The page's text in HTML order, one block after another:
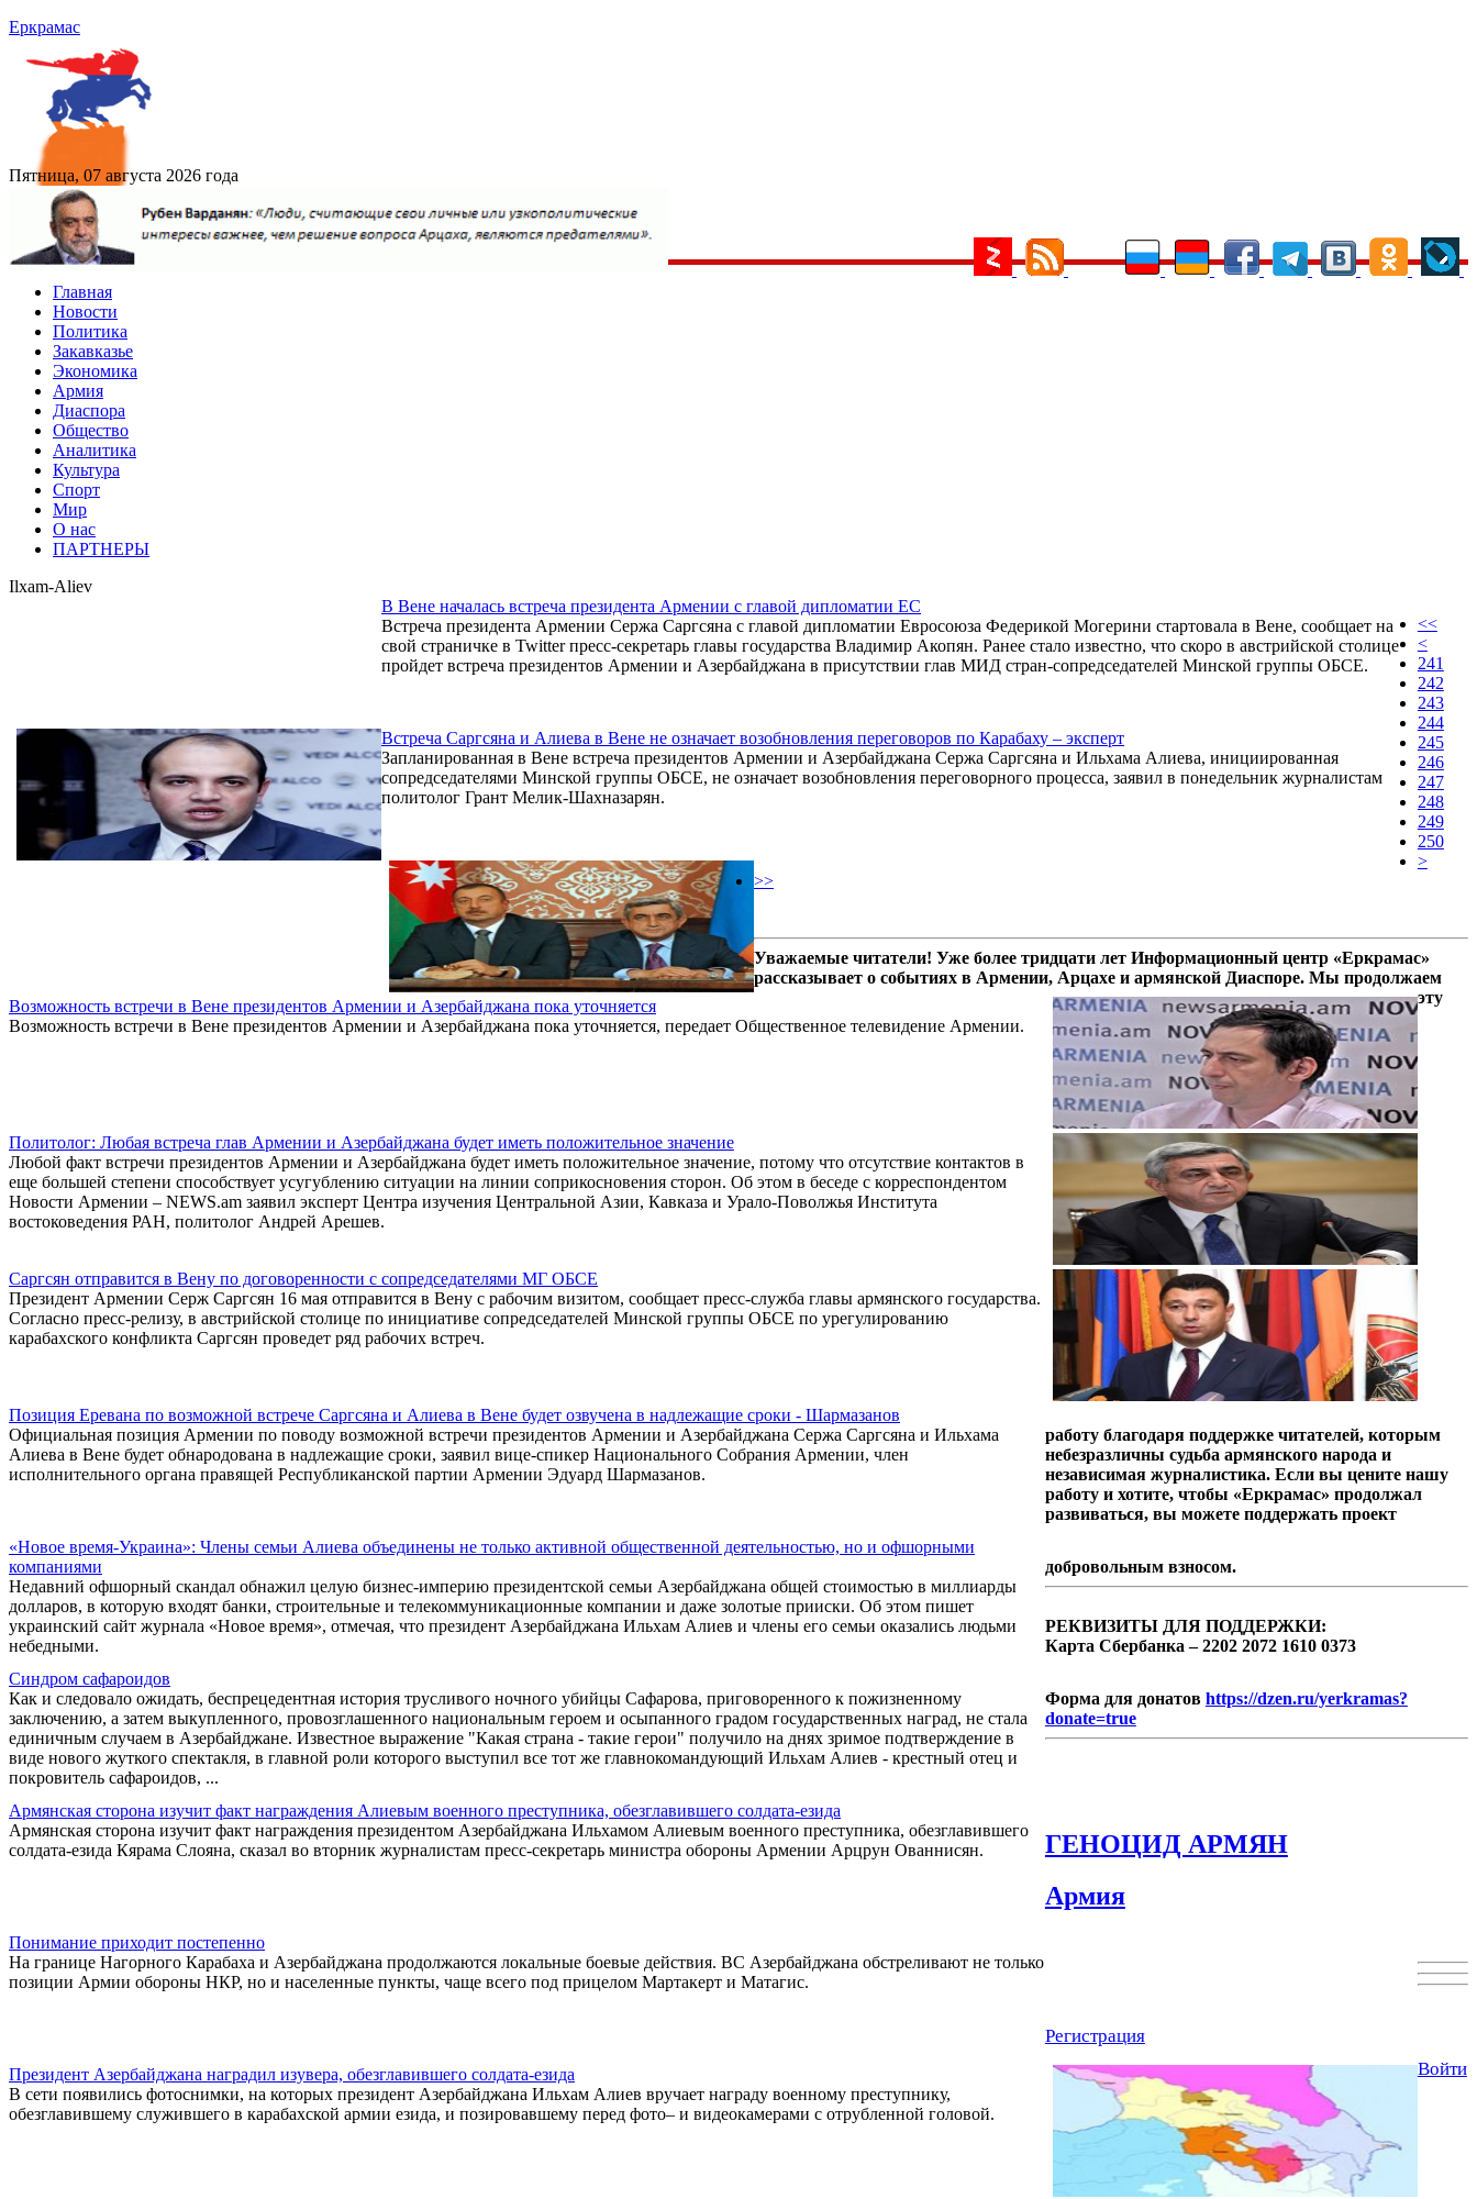
Еркрамас
Пятница, 07 августа 2026 года
Главная
Новости
Политика
Закавказье
Экономика
Армия
Диаспора
Общество
Аналитика
Культура
Спорт
Мир
О нас
ПАРТНЕРЫ
Ilxam-Aliev
В Вене началась встреча президента Армении с главой дипломатии ЕС
Встреча президента Армении Сержа Саргсяна с главой дипломатии Евросоюза Федерикой Могерини стартовала в Вене, сообщает на
свой страничке в Twitter пресс-секретарь главы государства Владимир Акопян. Ранее стало известно, что скоро в австрийской столице
пройдет встреча президентов Армении и Азербайджана в присутствии глав МИД стран-сопредседателей Минской группы ОБСЕ.
Встреча Саргсяна и Алиева в Вене не означает возобновления переговоров по Карабаху – эксперт
Запланированная в Вене встреча президентов Армении и Азербайджана Сержа Саргсяна и Ильхама Алиева, инициированная
сопредседателями Минской группы ОБСЕ, не означает возобновления переговорного процесса, заявил в понедельник журналистам
политолог Грант Мелик-Шахназарян.
Возможность встречи в Вене президентов Армении и Азербайджана пока уточняется
Возможность встречи в Вене президентов Армении и Азербайджана пока уточняется, передает Общественное телевидение Армении.
Политолог: Любая встреча глав Армении и Азербайджана будет иметь положительное значение
Любой факт встречи президентов Армении и Азербайджана будет иметь положительное значение, потому что отсутствие контактов в
еще большей степени способствует усугублению ситуации на линии соприкосновения сторон. Об этом в беседе с корреспондентом
Новости Армении – NEWS.am заявил эксперт Центра изучения Центральной Азии, Кавказа и Урало-Поволжья Института
востоковедения РАН, политолог Андрей Арешев.
Саргсян отправится в Вену по договоренности с сопредседателями МГ ОБСЕ
Президент Армении Серж Саргсян 16 мая отправится в Вену с рабочим визитом, сообщает пресс-служба главы армянского государства.
Согласно пресс-релизу, в австрийской столице по инициативе сопредседателей Минской группы ОБСЕ по урегулированию
карабахского конфликта Саргсян проведет ряд рабочих встреч.
Позиция Еревана по возможной встрече Саргсяна и Алиева в Вене будет озвучена в надлежащие сроки - Шармазанов
Официальная позиция Армении по поводу возможной встречи президентов Армении и Азербайджана Сержа Саргсяна и Ильхама
Алиева в Вене будет обнародована в надлежащие сроки, заявил вице-спикер Национального Собрания Армении, член
исполнительного органа правящей Республиканской партии Армении Эдуард Шармазанов.
«Новое время-Украина»: Члены семьи Алиева объединены не только активной общественной деятельностью, но и офшорными
компаниями
Недавний офшорный скандал обнажил целую бизнес-империю президентской семьи Азербайджана общей стоимостью в миллиарды
долларов, в которую входят банки, строительные и телекоммуникационные компании и даже золотые прииски. Об этом пишет
украинский сайт журнала «Новое время», отмечая, что президент Азербайджана Ильхам Алиев и члены его семьи оказались людьми
небедными.
Синдром сафароидов
Как и следовало ожидать, беспрецедентная история трусливого ночного убийцы Сафарова, приговоренного к пожизненному
заключению, а затем выкупленного, провозглашенного национальным героем и осыпанного градом государственных наград, не стала
единичным случаем в Азербайджане. Известное выражение "Какая страна - такие герои" получило на днях зримое подтверждение в
виде нового жуткого спектакля, в главной роли которого выступил все тот же главнокомандующий Ильхам Алиев - крестный отец и
покровитель сафароидов, ...
Армянская сторона изучит факт награждения Алиевым военного преступника, обезглавившего солдата-езида
Армянская сторона изучит факт награждения президентом Азербайджана Ильхамом Алиевым военного преступника, обезглавившего
солдата-езида Кярама Слояна, сказал во вторник журналистам пресс-секретарь министра обороны Армении Арцрун Ованнисян.
Понимание приходит постепенно
На границе Нагорного Карабаха и Азербайджана продолжаются локальные боевые действия. ВС Азербайджана обстреливают не только
позиции Армии обороны НКР, но и населенные пункты, чаще всего под прицелом Мартакерт и Матагис.
Президент Азербайджана наградил изувера, обезглавившего солдата-езида
В сети появились фотоснимки, на которых президент Азербайджана Ильхам Алиев вручает награду военному преступнику,
обезглавившему служившего в карабахской армии езида, и позировавшему перед фото– и видеокамерами с отрубленной головой.
<<
<
241
242
243
244
245
246
247
248
249
250
>
>>
Уважаемые читатели! Уже более тридцати лет Информационный центр «Еркрамас»
рассказывает о событиях в Армении, Арцахе и армянской Диаспоре. Мы продолжаем
эту
работу благодаря поддержке читателей, которым
небезразличны судьба армянского народа и
независимая журналистика. Если вы цените нашу
работу и хотите, чтобы «Еркрамас» продолжал
развиваться, вы можете поддержать проект
добровольным взносом.
РЕКВИЗИТЫ ДЛЯ ПОДДЕРЖКИ:
Карта Сбербанка – 2202 2072 1610 0373
Форма для донатов https://dzen.ru/yerkramas?
donate=true
ГЕНОЦИД АРМЯН
Армия
Регистрация
Войти